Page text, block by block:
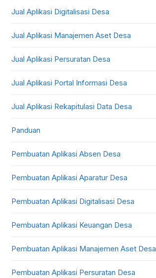
Jual Aplikasi Digitalisasi Desa
Jual Aplikasi Manajemen Aset Desa
Jual Aplikasi Persuratan Desa
Jual Aplikasi Portal Informasi Desa
Jual Aplikasi Rekapitulasi Data Desa
Panduan
Pembuatan Aplikasi Absen Desa
Pembuatan Aplikasi Aparatur Desa
Pembuatan Aplikasi Digitalisasi Desa
Pembuatan Aplikasi Keuangan Desa
Pembuatan Aplikasi Manajemen Aset Desa
Pembuatan Aplikasi Persuratan Desa